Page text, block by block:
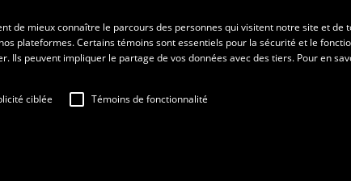
de mieux connaître le parcours des personnes qui visitent notre site et de
plateformes. Certains témoins sont essentiels pour la sécurité et le
Ils peuvent impliquer le partage de vos données avec des tiers. Pour en
ciblée Témoins de fonctionnalité